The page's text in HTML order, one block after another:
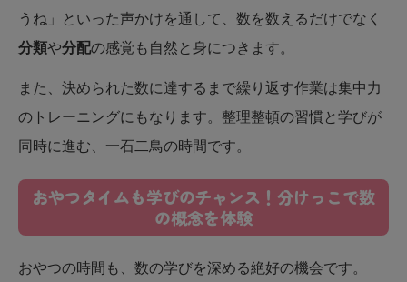
うね」といった声かけを通して、数を数えるだけでなく
分類や分配の感覚も自然と身につきます。
また、決められた数に達するまで繰り返す作業は集中力
のトレーニングにもなります。整理整頓の習慣と学びが
同時に進む、一石二鳥の時間です。
おやつタイムも学びのチャンス！分けっこで数
の概念を体験
おやつの時間も、数の学びを深める絶好の機会です。